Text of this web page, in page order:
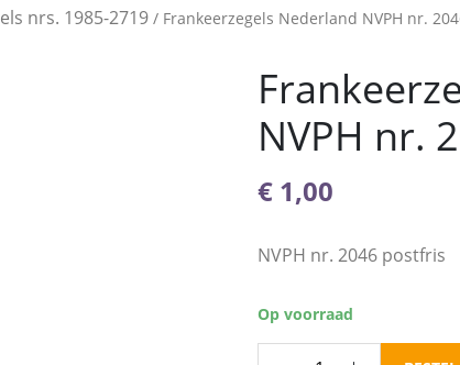
nrs. 1985-2719 / Frankeerzegels Nederland NVPH nr.
NVPH nr.
€ 1,00
NVPH nr. 2046 postfris
Op voorraad